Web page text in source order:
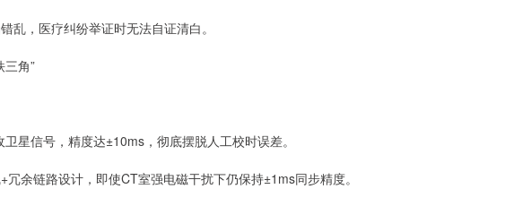
乱，医疗纠纷举证时无法自证清白。
三角”
星信号，精度达±10ms，彻底摆脱人工校时误差。
余链路设计，即使CT室强电磁干扰下仍保持±1ms同步精度。